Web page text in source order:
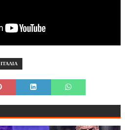
ΙΤΑΛΙΑ